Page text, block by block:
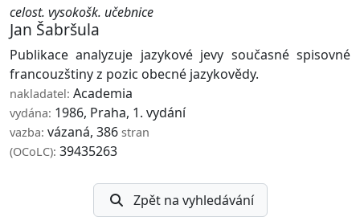
celost. vysokošk. učebnice
Jan Šabršula
Publikace analyzuje jazykové jevy současné spisovné
francouzštiny z pozic obecné jazykovědy.
nakladatel: Academia
vydána: 1986, Praha, 1. vydání
vazba: vázaná, 386 stran
(OCoLC): 39435263
Zpět na vyhledávání